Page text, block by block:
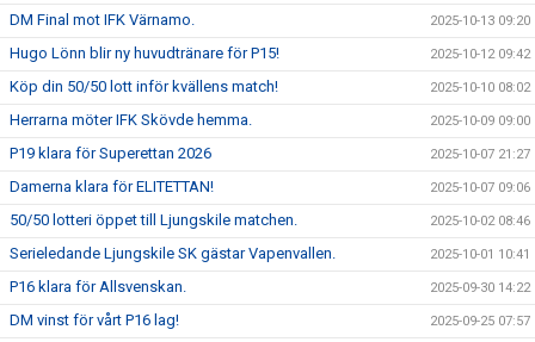
DM Final mot IFK Värnamo. 2025-10-13 09:20
Hugo Lönn blir ny huvudtränare för P15! 2025-10-12 09:42
Köp din 50/50 lott inför kvällens match! 2025-10-10 08:02
Herrarna möter IFK Skövde hemma. 2025-10-09 09:00
P19 klara för Superettan 2026 2025-10-07 21:27
Damerna klara för ELITETTAN! 2025-10-07 09:06
50/50 lotteri öppet till Ljungskile matchen. 2025-10-02 08:46
Serieledande Ljungskile SK gästar Vapenvallen. 2025-10-01 10:41
P16 klara för Allsvenskan. 2025-09-30 14:22
DM vinst för vårt P16 lag! 2025-09-25 07:57